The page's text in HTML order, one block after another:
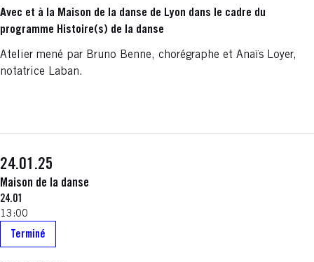
Avec et à la Maison de la danse de Lyon dans le cadre du
programme Histoire(s) de la danse
Atelier mené par Bruno Benne, chorégraphe et Anaïs Loyer,
notatrice Laban.
24.01.25
Maison de la danse
24.01
13:00
Terminé